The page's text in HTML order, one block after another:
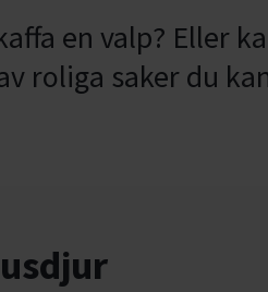
en valp? Eller
roliga saker du